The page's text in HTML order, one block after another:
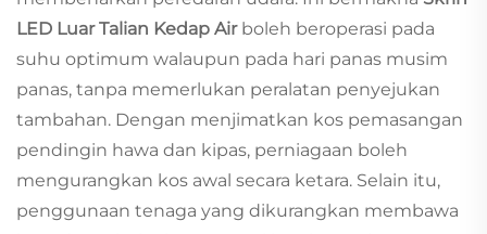
LED Luar Talian Kedap Air boleh beroperasi pada
suhu optimum walaupun pada hari panas musim
panas, tanpa memerlukan peralatan penyejukan
tambahan. Dengan menjimatkan kos pemasangan
pendingin hawa dan kipas, perniagaan boleh
mengurangkan kos awal secara ketara. Selain itu,
penggunaan tenaga yang dikurangkan membawa